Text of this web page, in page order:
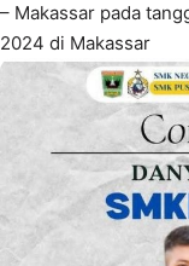
– Makassar pada
2024 di Makassar